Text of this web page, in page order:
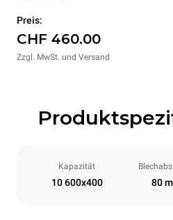
Preis:
CHF 460.00
Zzgl. MwSt. und Versand
Kapazität
10 600x400 80